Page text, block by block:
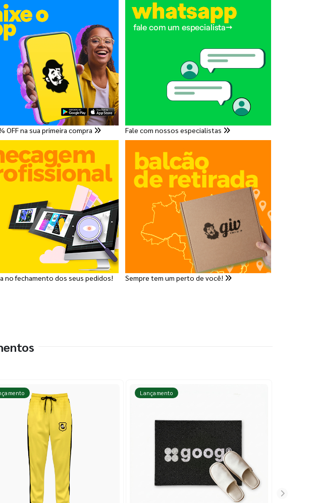
OFF na sua primeira compra
no fechamento dos seus pedidos!
Fale com nossos especialistas
Sempre tem um perto de você!
Lançamento